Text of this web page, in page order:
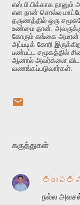
எஸ் பி பிக்காக நானும்
என நான் சொல்ல
தருணத்தில் ஒரு
உண்மை தான்
கோரும் கங்கை அமரன்
அப்படிக் கோரி
பண்பட்ட
சமூகத்தில்
ஆனால் அவர்களை விட
வணங்கப்படுவார்கள்
கருத்துகள்
తిరుపతి
நல்ல